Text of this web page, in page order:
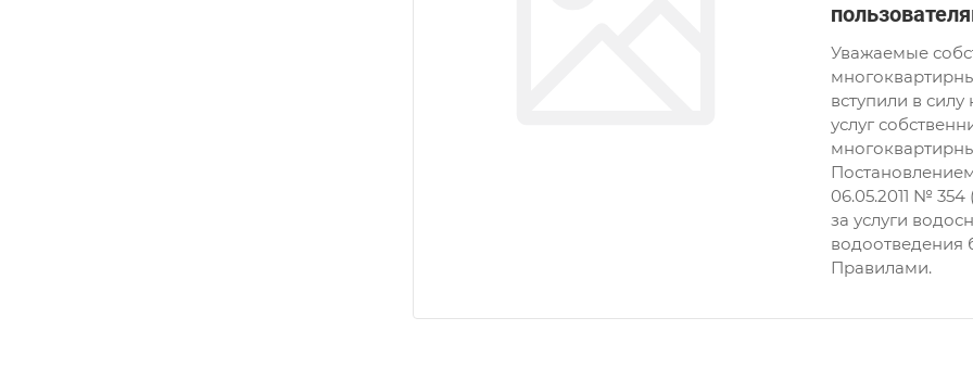
Уважаемые
вступили в
услуг
06.05.2011 № 354
за услуги
водоотведения
Правилами.